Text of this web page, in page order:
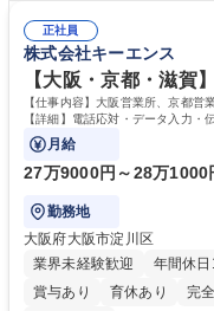
正社員
株式会社キーエンス
【大阪・京都・滋
【仕事内容】大阪営業所、京都営
【詳細】電話応対・データ入力・
で発生する事務業務や業務改善を
月給
27万9000円～28万1000
勤務地
大阪府大阪市淀川区
業界未経験歓迎
年間休
賞与あり
育休あり 完